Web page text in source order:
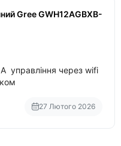
Gree GWH12AGBXB-
управління через wifi
27 Лютого 2026